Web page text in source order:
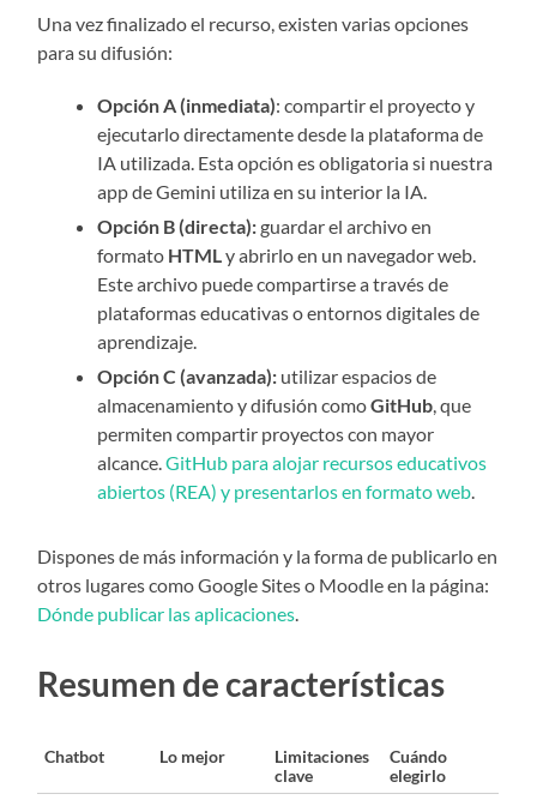
Una vez finalizado el recurso, existen varias opciones
para su difusión:
Opción A (inmediata): compartir el proyecto y
ejecutarlo directamente desde la plataforma de
IA utilizada. Esta opción es obligatoria si nuestra
app de Gemini utiliza en su interior la IA.
Opción B (directa):guardar el archivo en
formato HTMLy abrirlo en un navegador web.
Este archivo puede compartirse a través de
plataformas educativas o entornos digitales de
aprendizaje.
Opción C (avanzada): utilizar espacios de
almacenamiento y difusión comoGitHub, que
permiten compartir proyectos con mayor
alcance.GitHub para alojar recursos educativos
abiertos (REA) y presentarlos en formato web.
Dispones de más información y la forma de publicarlo en
otros lugares como Google Sites o Moodle en la página:
Dónde publicar las aplicaciones.
Resumen de características
Chatbot Lo mejor
Limitaciones
clave
Cuándo
elegirlo